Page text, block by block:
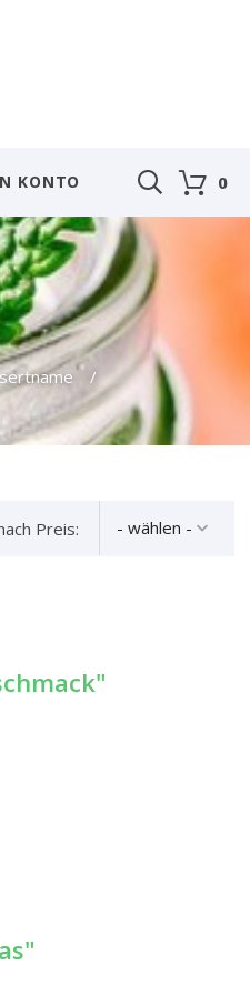
KONTO 0
/
Preis: - wählen -